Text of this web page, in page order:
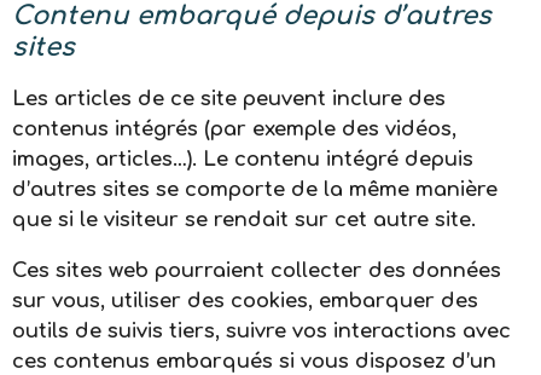
Contenu embarqué depuis d’autres
sites
Les articles de ce site peuvent inclure des
contenus intégrés (par exemple des vidéos,
images, articles…). Le contenu intégré depuis
d’autres sites se comporte de la même manière
que si le visiteur se rendait sur cet autre site.
Ces sites web pourraient collecter des données
sur vous, utiliser des cookies, embarquer des
outils de suivis tiers, suivre vos interactions avec
ces contenus embarqués si vous disposez d’un